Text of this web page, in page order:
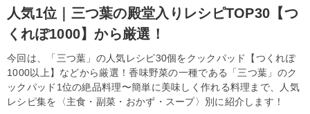
人気1位｜三つ葉の殿堂入りレシピTOP30【つ
くれぽ1000】から厳選！
今回は、「三つ葉」の人気レシピ30個をクックパッド【つくれぽ
1000以上】などから厳選！香味野菜の一種である「三つ葉」のク
ックパッド1位の絶品料理〜簡単に美味しく作れる料理まで、人気
レシピ集を〈主食・副菜・おかず・スープ〉別に紹介します！